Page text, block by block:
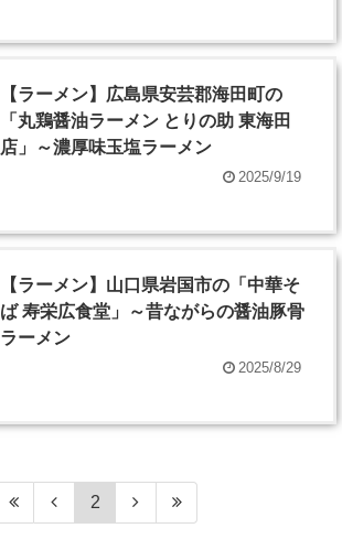
【ラーメン】広島県安芸郡海田町の
「丸鶏醤油ラーメン とりの助 東海田
店」～濃厚味玉塩ラーメン
2025/9/19
【ラーメン】山口県岩国市の「中華そ
ば 寿栄広食堂」～昔ながらの醤油豚骨
ラーメン
2025/8/29
2